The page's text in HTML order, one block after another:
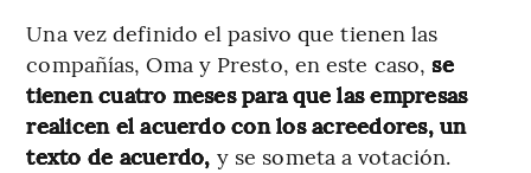
Una vez definido el pasivo que tienen las
compañías, Oma y Presto, en este caso,se
tienen cuatro meses para que las empresas
realicen el acuerdo con los acreedores, un
texto de acuerdo, y se someta a votación.